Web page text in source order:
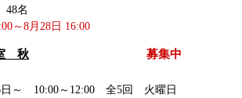
48名
～8月28日 16:00
秋 募集中
日～ 10:00～12:00 全5回 火曜日